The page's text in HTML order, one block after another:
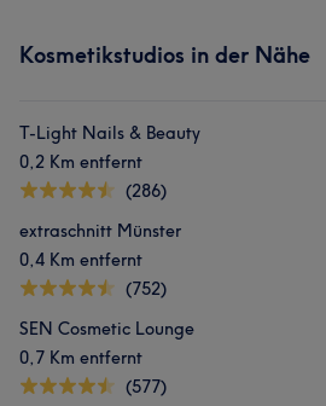
Kosmetikstudios in der Nähe
T-Light Nails & Beauty
0,2 Km entfernt
(286)
extraschnitt Münster
0,4 Km entfernt
(752)
SEN Cosmetic Lounge
0,7 Km entfernt
(577)